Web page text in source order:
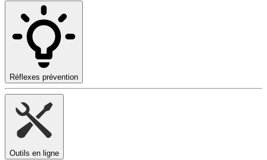
Réflexes prévention
Outils en ligne